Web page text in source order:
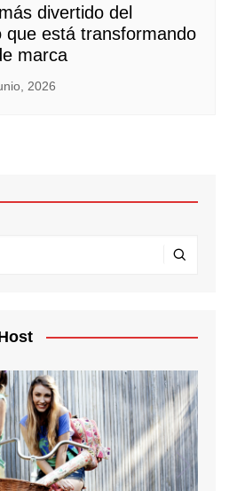
divertido del
que está transformando
marca
2026